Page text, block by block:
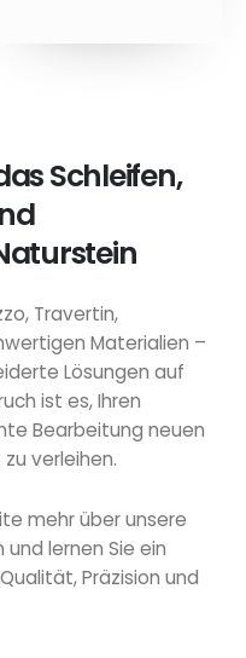
Schleifen,
Travertin,
Materialien –
Lösungen auf
ist es, Ihren
Bearbeitung neuen
verleihen.
mehr über unsere
lernen Sie ein
Präzision und